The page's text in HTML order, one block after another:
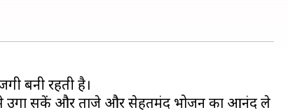
बनी रहती है।
उगा सकें और ताजे और सेहतमंद भोजन का आनंद ले